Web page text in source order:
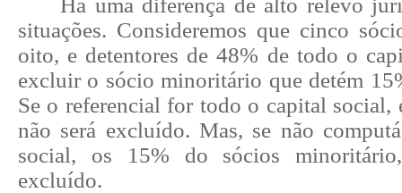
situações. Consideremos que cinco
oito, e detentores de 48% de todo o
excluir o sócio minoritário que detém
Se o referencial for todo o capital
não será excluído. Mas, se não
social, os 15% do sócios
excluído.